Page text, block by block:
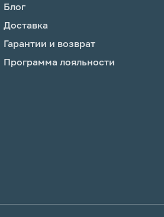
Блог
Доставка
Гарантии и возврат
Программа лояльности